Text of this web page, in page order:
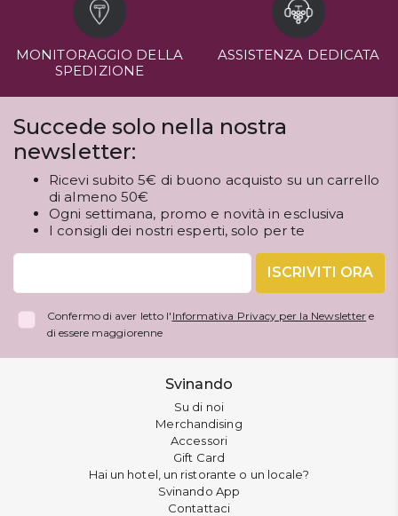
MONITORAGGIO DELLA
SPEDIZIONE
ASSISTENZA DEDICATA
Succede solo nella nostra
newsletter:
Ricevi subito 5€ di buono acquisto su un carrello
di almeno 50€
Ogni settimana, promo e novità in esclusiva
I consigli dei nostri esperti, solo per te
ISCRIVITI ORA
Confermo di aver letto l' Informativa Privacy per la Newsletter e
di essere maggiorenne
Svinando
Su di noi
Merchandising
Accessori
Gift Card
Hai un hotel, un ristorante o un locale?
Svinando App
Contattaci